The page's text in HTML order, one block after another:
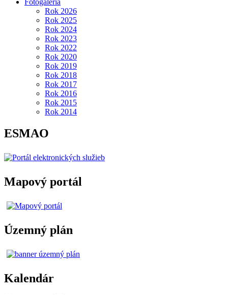
Fotogaléria
Rok 2026
Rok 2025
Rok 2024
Rok 2023
Rok 2022
Rok 2020
Rok 2019
Rok 2018
Rok 2017
Rok 2016
Rok 2015
Rok 2014
ESMAO
Mapový portál
Územný plán
Kalendár